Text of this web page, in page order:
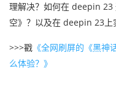
理解决？如何在 deepin 23
空》？以及在 deepin 23上
>>>戳 《全网刷屏的《黑
么体验？》